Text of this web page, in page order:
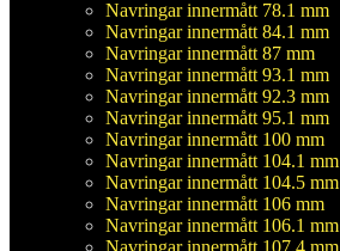
Navringar innermått 78.1 mm
Navringar innermått 84.1 mm
Navringar innermått 87 mm
Navringar innermått 93.1 mm
Navringar innermått 92.3 mm
Navringar innermått 95.1 mm
Navringar innermått 100 mm
Navringar innermått 104.1 mm
Navringar innermått 104.5 mm
Navringar innermått 106 mm
Navringar innermått 106.1 mm